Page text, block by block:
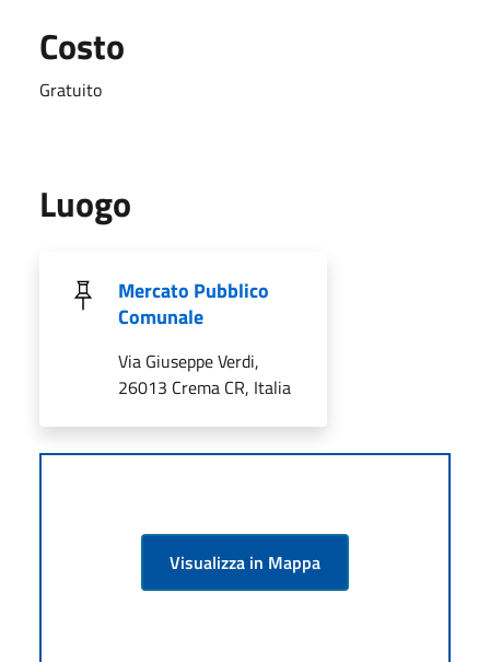
Costo
Gratuito
Luogo
Mercato Pubblico
Comunale
Via Giuseppe Verdi,
26013 Crema CR, Italia
Visualizza in Mappa